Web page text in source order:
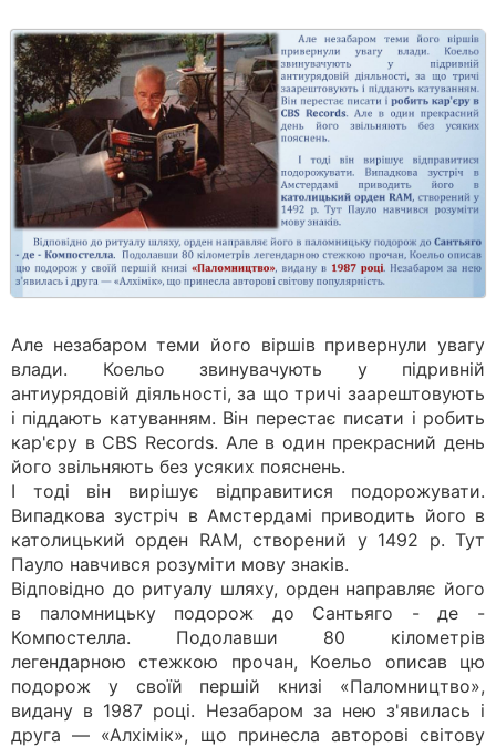
Але незабаром теми його віршів привернули увагу
влади. Коельо звинувачують у підривній
антиурядовій діяльності, за що тричі заарештовують
і піддають катуванням. Він перестає писати і робить
кар'єру в CBS Records. Але в один прекрасний день
його звільняють без усяких пояснень.
І тоді він вирішує відправитися подорожувати.
Випадкова зустріч в Амстердамі приводить його в
католицький орден RAM, створений у 1492 р. Тут
Пауло навчився розуміти мову знаків.
Відповідно до ритуалу шляху, орден направляє його
в паломницьку подорож до Сантьяго - де -
Компостелла. Подолавши 80 кілометрів
легендарною стежкою прочан, Коельо описав цю
подорож у своїй першій книзі «Паломництво»,
видану в 1987 році. Незабаром за нею з'явилась і
друга — «Алхімік», що принесла авторові світову